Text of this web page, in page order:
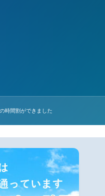
時間割ができました